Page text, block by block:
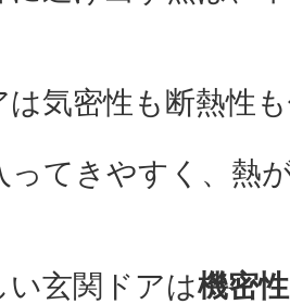
は気密性も断熱性
ってきやすく、熱
い玄関ドアは機密